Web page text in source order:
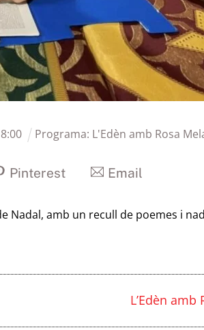
:00 Programa: L'Edèn amb Rosa
Pinterest Email
Nadal, amb un recull de poemes i
L’Edèn